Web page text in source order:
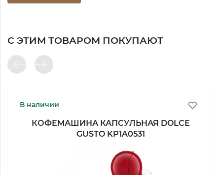
С ЭТИМ ТОВАРОМ ПОКУПАЮТ
В наличии
КОФЕМАШИНА КАПСУЛЬНАЯ DOLCE
GUSTO KP1A0531